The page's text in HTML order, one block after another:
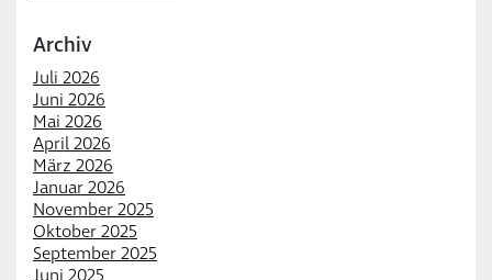
Archiv
Juli 2026
Juni 2026
Mai 2026
April 2026
März 2026
Januar 2026
November 2025
Oktober 2025
September 2025